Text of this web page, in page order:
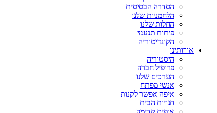
הסדרה הבסיסית
הלחמניות שלנו
החלות שלנו
פיתות תנעמי
הקונדיטוריה
אודותינו
היסטוריה
פרופיל חברה
הערכים שלנו
אנשי מפתח
איפה אפשר לקנות
חנויות הבית
אופים קדימה